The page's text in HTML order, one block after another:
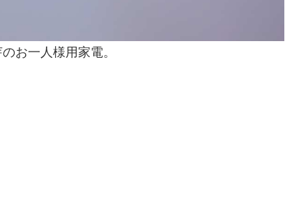
お一人様用家電。